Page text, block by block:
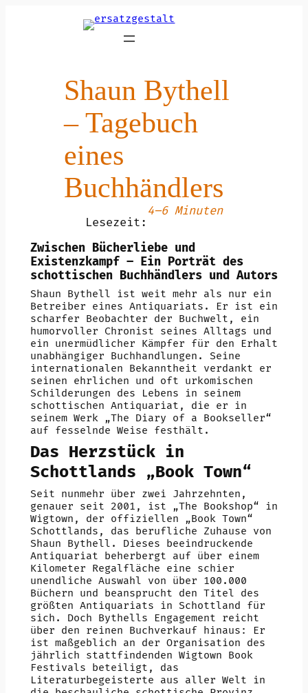
Shaun Bythell
– Tagebuch
eines
Buchhändlers
Lesezeit:
4–6 Minuten
Zwischen Bücherliebe und
Existenzkampf – Ein Porträt des
schottischen Buchhändlers und Autors
Shaun Bythell ist weit mehr als nur ein
Betreiber eines Antiquariats. Er ist ein
scharfer Beobachter der Buchwelt, ein
humorvoller Chronist seines Alltags und
ein unermüdlicher Kämpfer für den Erhalt
unabhängiger Buchhandlungen. Seine
internationalen Bekanntheit verdankt er
seinen ehrlichen und oft urkomischen
Schilderungen des Lebens in seinem
schottischen Antiquariat, die er in
seinem Werk „The Diary of a Bookseller“
auf fesselnde Weise festhält.
Das Herzstück in
Schottlands „Book Town“
Seit nunmehr über zwei Jahrzehnten,
genauer seit 2001, ist „The Bookshop“ in
Wigtown, der offiziellen „Book Town“
Schottlands, das berufliche Zuhause von
Shaun Bythell. Dieses beeindruckende
Antiquariat beherbergt auf über einem
Kilometer Regalfläche eine schier
unendliche Auswahl von über 100.000
Büchern und beansprucht den Titel des
größten Antiquariats in Schottland für
sich. Doch Bythells Engagement reicht
über den reinen Buchverkauf hinaus: Er
ist maßgeblich an der Organisation des
jährlich stattfindenden Wigtown Book
Festivals beteiligt, das
Literaturbegeisterte aus aller Welt in